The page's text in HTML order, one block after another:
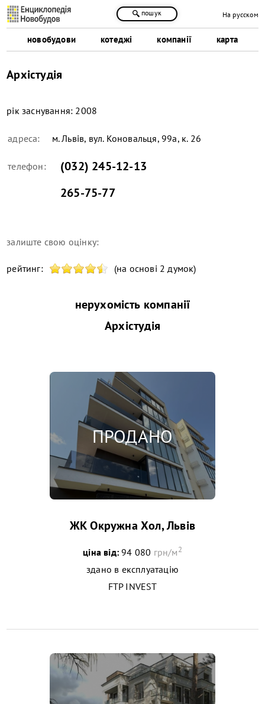
новобудови котеджі компанії карта
пошук На русском
Архістудія
рік заснування: 2008
адреса: м. Львів, вул. Коновальця, 99а, к. 26
телефон:
(032) 245-12-13
265-75-77
залиште свою оцінку:
рейтинг: (на основі 2 думок)
нерухомість компанії
Архістудія
ЖК Окружна Хол, Львів
ціна від: 94 080 грн/м2
здано в експлуатацію
FTP INVEST